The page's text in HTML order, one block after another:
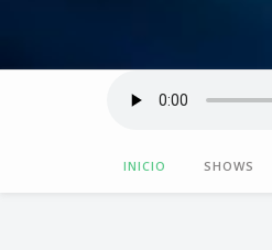
INICIO SHOWS